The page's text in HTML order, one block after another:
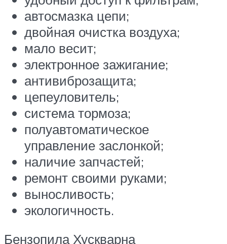
автосмазка цепи;
двойная очистка воздуха;
мало весит;
электронное зажигание;
антивиброзащита;
цепеуловитель;
система тормоза;
полуавтоматическое
управление заслонкой;
наличие запчастей;
ремонт своими руками;
выносливость;
экологичность.
Бензопила Хускварна